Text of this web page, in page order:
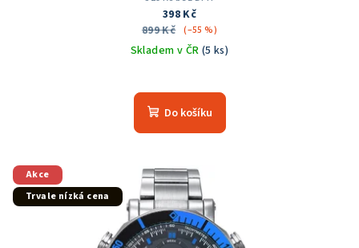
398 Kč
899 Kč (–55 %)
Skladem v ČR (5 ks)
hodnocení
produktu
5
hvězdiček.
Do košíku
Akce
Trvale nízká cena